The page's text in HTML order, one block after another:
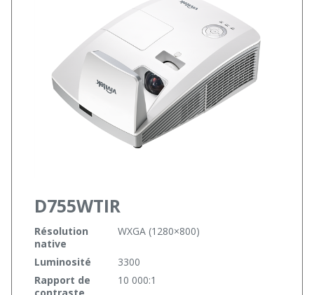
D755WTIR
Résolution
native
WXGA (1280×800)
Luminosité
3300
Rapport de
10 000:1